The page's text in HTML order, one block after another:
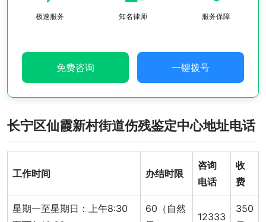
极速服务 知名律师 服务保障
免费咨询 一键拨号
长宁区仙霞新村街道伤残鉴定中心地址电话
工作时间 办结时限
咨询
电话
收
费
星期一至星期日：上午8:30
60（自然
12333
350